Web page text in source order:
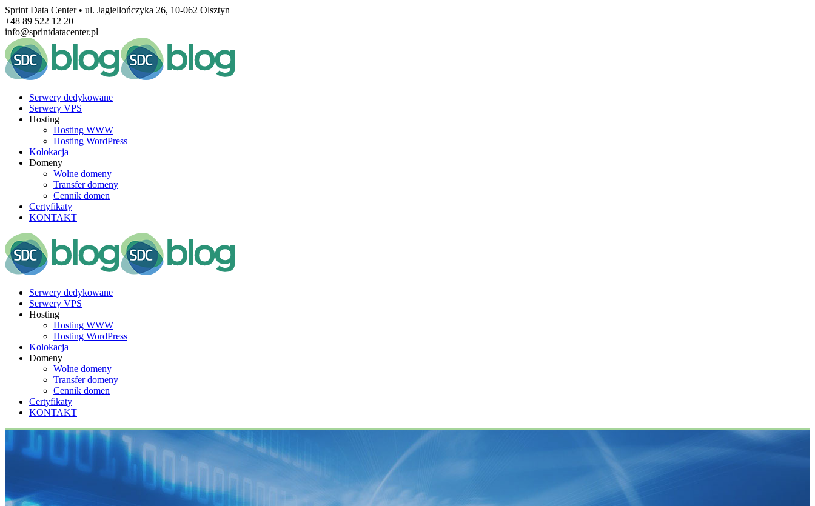
Sprint Data Center • ul. Jagiellończyka 26, 10-062 Olsztyn
+48 89 522 12 20
info@sprintdatacenter.pl
Serwery dedykowane
Serwery VPS
Hosting
Hosting WWW
Hosting WordPress
Kolokacja
Domeny
Wolne domeny
Transfer domeny
Cennik domen
Certyfikaty
KONTAKT
Serwery dedykowane
Serwery VPS
Hosting
Hosting WWW
Hosting WordPress
Kolokacja
Domeny
Wolne domeny
Transfer domeny
Cennik domen
Certyfikaty
KONTAKT